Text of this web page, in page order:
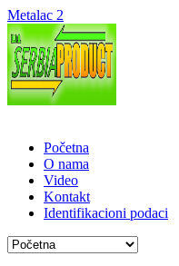
Metalac 2
Početna
O nama
Video
Kontakt
Identifikacioni podaci